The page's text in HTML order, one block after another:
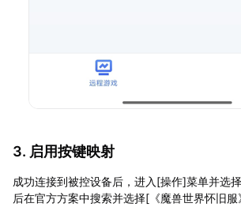
3. 启用按键映射
成功连接到被控设备后，进入[操作]菜单并选
后在官方方案中搜索并选择[《魔兽世界怀旧